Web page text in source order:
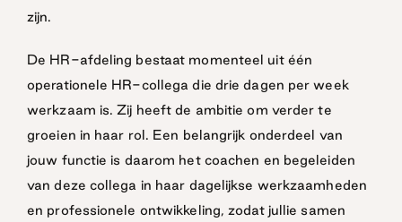
zijn.
De HR-afdeling bestaat momenteel uit één
operationele HR-collega die drie dagen per week
werkzaam is. Zij heeft de ambitie om verder te
groeien in haar rol. Een belangrijk onderdeel van
jouw functie is daarom het coachen en begeleiden
van deze collega in haar dagelijkse werkzaamheden
en professionele ontwikkeling, zodat jullie samen